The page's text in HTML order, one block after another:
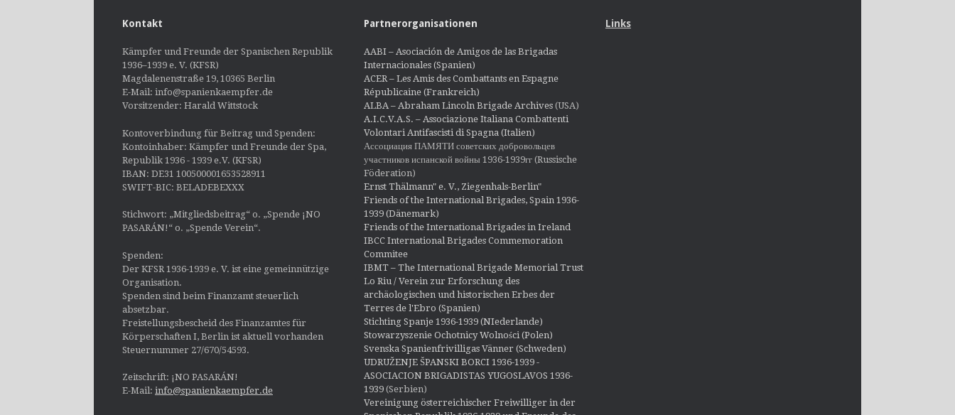
Kontakt
Kämpfer und Freunde der Spanischen Republik
1936–1939 e. V. (KFSR)
Magdalenenstraße 19, 10365 Berlin
E-Mail: info@spanienkaempfer.de
Vorsitzender: Harald Wittstock
Kontoverbindung für Beitrag und Spenden:
Kontoinhaber: Kämpfer und Freunde der Spa,
Republik 1936 - 1939 e.V. (KFSR)
IBAN: DE31 100500001653528911
SWIFT-BIC: BELADEBEXXX
Stichwort: „Mitgliedsbeitrag“ o. „Spende ¡NO
PASARÁN!“ o. „Spende Verein“.
Spenden:
Der KFSR 1936-1939 e. V. ist eine gemeinnützige
Organisation.
Spenden sind beim Finanzamt steuerlich
absetzbar.
Freistellungsbescheid des Finanzamtes für
Körperschaften I, Berlin ist aktuell vorhanden
Steuernummer 27/670/54593.
Zeitschrift: ¡NO PASARÁN!
E-Mail: info@spanienkaempfer.de
Partnerorganisationen
AABI – Asociación de Amigos de las Brigadas
Internacionales (Spanien)
ACER – Les Amis des Combattants en Espagne
Républicaine (Frankreich)
ALBA – Abraham Lincoln Brigade Archives(USA)
A.I.C.V.A.S. – Associazione Italiana Combattenti
Volontari Antifascisti di Spagna (Italien)
Ассоциация ПАМЯТИ советских добровольцев
участников испанской войны 1936-1939гг (Russische
Föderation)
Ernst Thälmann" e. V., Ziegenhals-Berlin"
Friends of the International Brigades, Spain 1936-
1939 (Dänemark)
Friends of the International Brigades in Ireland
IBCC International Brigades Commemoration
Commitee
IBMT – The International Brigade Memorial Trust
Lo Riu / Verein zur Erforschung des
archäologischen und historischen Erbes der
Terres de l'Ebro (Spanien)
Stichting Spanje 1936-1939 (NIederlande)
Stowarzyszenie Ochotnicy Wolności (Polen)
Svenska Spanienfrivilligas Vänner (Schweden)
UDRUŽENJE ŠPANSKI BORCI 1936-1939 -
ASOCIACION BRIGADISTAS YUGOSLAVOS 1936-
1939(Serbien)
Vereinigung österreichischer Freiwilliger in der
Links